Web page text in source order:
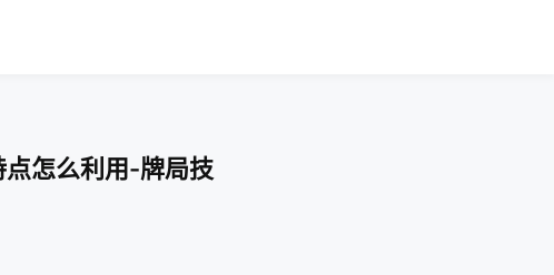
怎么利用-牌局技